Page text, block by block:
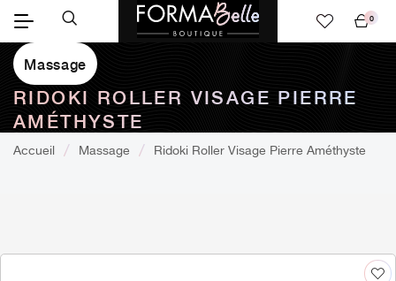
panier
0
Massage
RIDOKI ROLLER VISAGE PIERRE
AMÉTHYSTE
Accueil Massage Ridoki Roller Visage Pierre Améthyste